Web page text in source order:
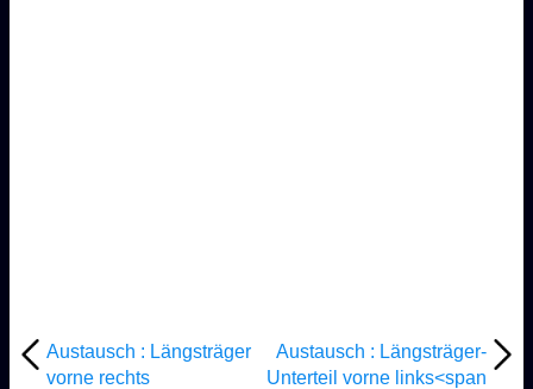
Austausch : Längsträger
vorne rechts
Austausch : Längsträger-
Unterteil vorne links<span